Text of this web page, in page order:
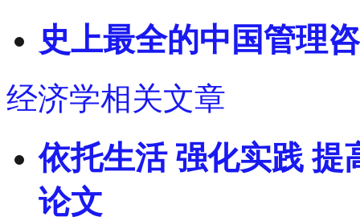
史上最全的中国管理
经济学相关文章
依托生活 强化实践 提
论文